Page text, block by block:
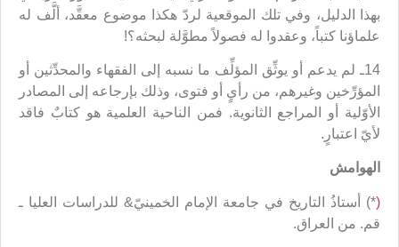
بهذا الدليل، وفي تلك الموقعية لردّ هكذا موضوع معقَّد، ألَّف له
علماؤنا كتباً، وعقدوا له فصولاً مطوَّلة لبحثه؟!
14ـ لم يدعم أو يوثِّق المؤلِّف ما نسبه إلى الفقهاء والمحدِّثين أو
المؤرِّخين وغيرهم، من رأيٍ أو فتوى، وذلك بإرجاعه إلى المصادر
الأوّلية أو المراجع الثانوية. فمن الناحية العلمية هو كتابٌ فاقد
لأيّ اعتبارٍ.
الهوامش
(*) أستاذُ التاريخ في جامعة الإمام الخمينيّ& للدراسات العليا ـ
قم. من العراق.